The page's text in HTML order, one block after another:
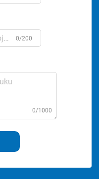
0/200
0/1000